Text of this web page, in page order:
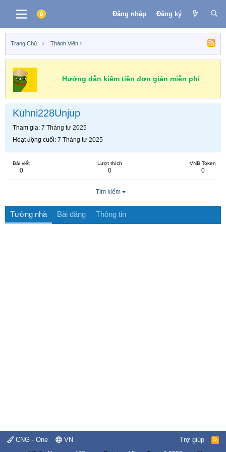
Đăng nhập Đăng ký
Trang Chủ Thành Viên
Hướng dẫn kiếm tiền đơn giản miễn phí
Kuhni228Unjup
Tham gia 7 Tháng tư 2025
Hoạt động cuối 7 Tháng tư 2025
Bài viết
0
Lượt thích
0
VNB Token
0
Tìm kiếm
Tường nhà Bài đăng Thông tin
CNG - One VN Trợ giúp
R